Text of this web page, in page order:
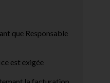
que Responsable
est exigée